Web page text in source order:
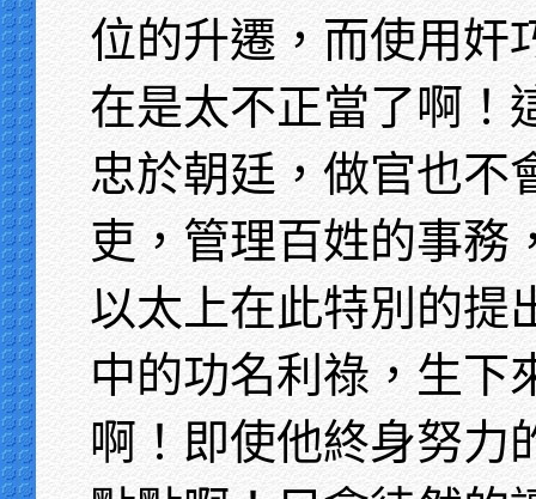
位的升遷，而使用奸
在是太不正當了啊！
忠於朝廷，做官也不
吏，管理百姓的事務
以太上在此特別的提
中的功名利祿，生下
啊！即使他終身努力